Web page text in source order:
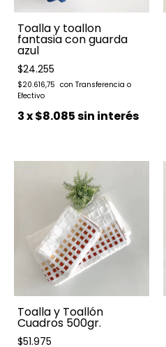
Toalla y toallon
fantasia con guarda
azul
$24.255
$20.616,75
3x$8.085sin interés
Toalla y Toallón
Cuadros 500gr.
$51.975